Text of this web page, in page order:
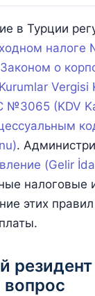
в Турции
налоге
Законом о
Vergisi
№3065 (KDV
.
(Gelir
налоговые
этих